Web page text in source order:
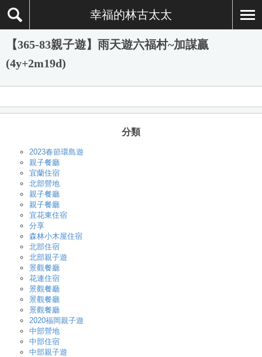
幸福的林古太太
【365-83親子遊】雨天遊六福村~加謀贏
(4y+2m19d)
分類
2023春節環島遊
親子餐廳
宜蘭住宿
北部營地
親子餐廳
親子餐廳
宜花東住宿
分享
森林小木屋住宿
北部住宿
北部親子遊
景觀餐廳
花連住宿
景觀餐廳
景觀餐廳
景觀餐廳
2020福岡親子遊
中部營地
中部住宿
中部親子遊